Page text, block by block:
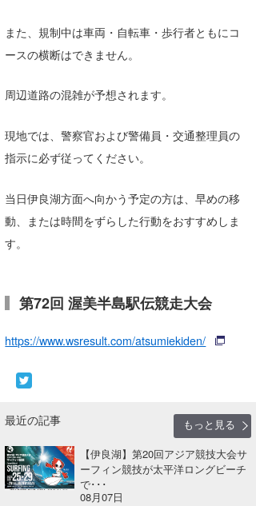
また、規制中は車両・自転車・歩行者ともにコ
ースの横断はできません。
周辺道路の混雑が予想されます。
現地では、警察官および警備員・交通整理員の
指示に必ず従ってください。
当日伊良湖方面へ向かう予定の方は、早めの移
動、または時間をずらした行動をおすすめしま
す。
第72回 渥美半島駅伝競走大会
https://www.wsresult.com/atsumiekiden/
最近の記事
もっと見る
【伊良湖】第20回アジア競技大会サ
ーフィン競技が太平洋ロングビーチ
で･･･
08月07日
ライター/寄稿メディア
Naoya Kimoto
arukasvision
CBA Films
熊谷素子
メディア
嵯峨明日香
田原啓江
植村未来
NOBUFUKU
+☆maki☆+
chan-U
ECE
G◎Da